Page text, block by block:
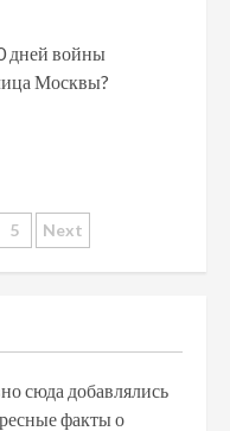
дней войны
Москвы?
5 Next
сюда добавлялись
факты о